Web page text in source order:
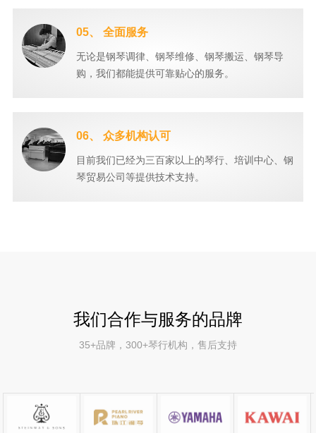
05、 全面服务
无论是钢琴调律、钢琴维修、钢琴搬运、钢琴导
购，我们都能提供可靠贴心的服务。
06、 众多机构认可
目前我们已经为三百家以上的琴行、培训中心、钢
琴贸易公司等提供技术支持。
我们合作与服务的品牌
35+品牌，300+琴行机构，售后支持